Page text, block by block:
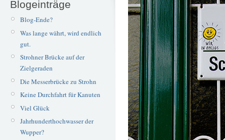
Blogeinträge
Blog-Ende?
Was lange währt, wird endlich
gut.
Strohner Brücke auf der
Zielgeraden
Die Messerbrücke zu Strohn
Keine Durchfahrt für Kanuten
Viel Glück
Jahrhunderthochwasser der
Wupper?